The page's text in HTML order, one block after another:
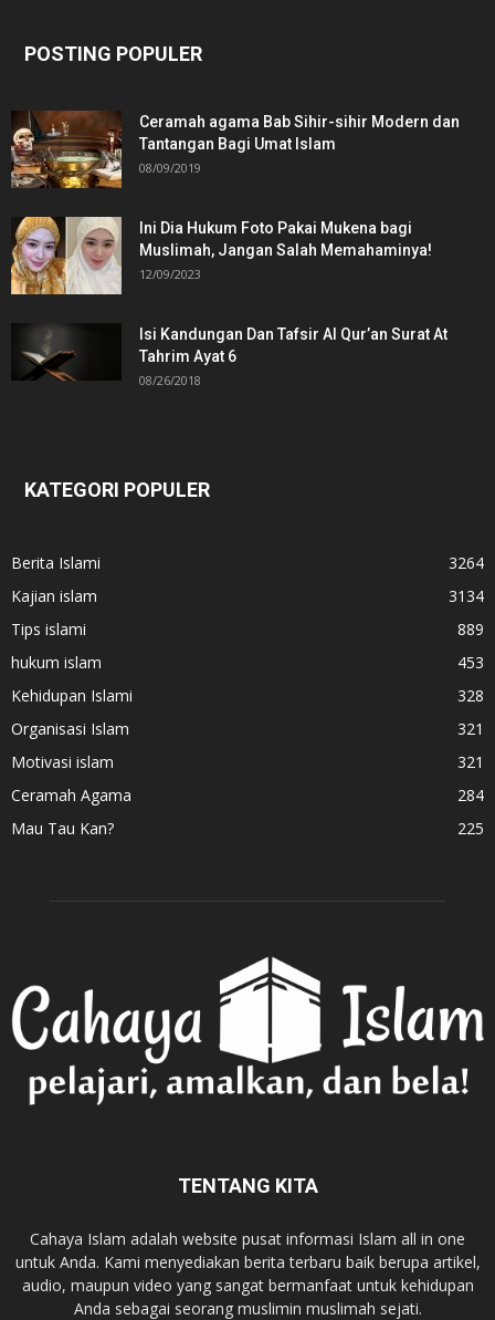
POSTING POPULER
Ceramah agama Bab Sihir-sihir Modern dan
Tantangan Bagi Umat Islam
08/09/2019
Ini Dia Hukum Foto Pakai Mukena bagi
Muslimah, Jangan Salah Memahaminya!
12/09/2023
Isi Kandungan Dan Tafsir Al Qur’an Surat At
Tahrim Ayat 6
08/26/2018
KATEGORI POPULER
Berita Islami
3264
Kajian islam
3134
Tips islami
889
hukum islam
453
Kehidupan Islami
328
Organisasi Islam
321
Motivasi islam
321
Ceramah Agama
284
Mau Tau Kan?
225
TENTANG KITA
Cahaya Islam adalah website pusat informasi Islam all in one
untuk Anda. Kami menyediakan berita terbaru baik berupa artikel,
audio, maupun video yang sangat bermanfaat untuk kehidupan
Anda sebagai seorang muslimin muslimah sejati.